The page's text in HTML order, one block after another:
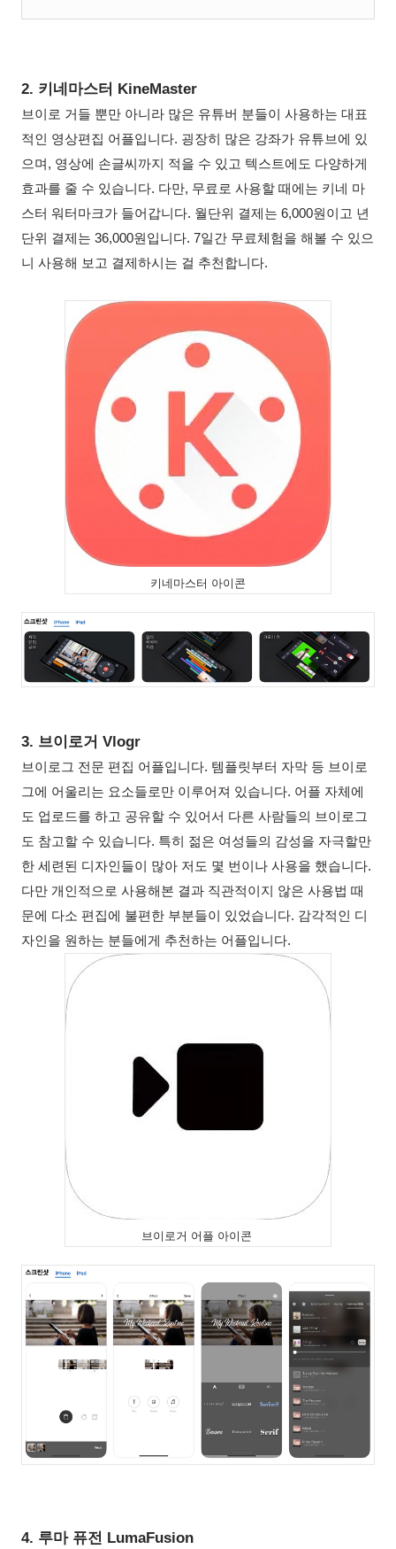
2. 키네마스터 KineMaster
브이로 거들 뿐만 아니라 많은 유튜버 분들이 사용하는 대표
적인 영상편집 어플입니다. 굉장히 많은 강좌가 유튜브에 있
으며, 영상에 손글씨까지 적을 수 있고 텍스트에도 다양하게
효과를 줄 수 있습니다. 다만, 무료로 사용할 때에는 키네 마
스터 워터마크가 들어갑니다. 월단위 결제는 6,000원이고 년
단위 결제는 36,000원입니다. 7일간 무료체험을 해볼 수 있으
니 사용해 보고 결제하시는 걸 추천합니다.
키네마스터 아이콘
3. 브이로거 Vlogr
브이로그 전문 편집 어플입니다. 템플릿부터 자막 등 브이로
그에 어울리는 요소들로만 이루어져 있습니다. 어플 자체에
도 업로드를 하고 공유할 수 있어서 다른 사람들의 브이로그
도 참고할 수 있습니다. 특히 젊은 여성들의 감성을 자극할만
한 세련된 디자인들이 많아 저도 몇 번이나 사용을 했습니다.
다만 개인적으로 사용해본 결과 직관적이지 않은 사용법 때
문에 다소 편집에 불편한 부분들이 있었습니다. 감각적인 디
자인을 원하는 분들에게 추천하는 어플입니다.
브이로거 어플 아이콘
4. 루마 퓨전 LumaFusion